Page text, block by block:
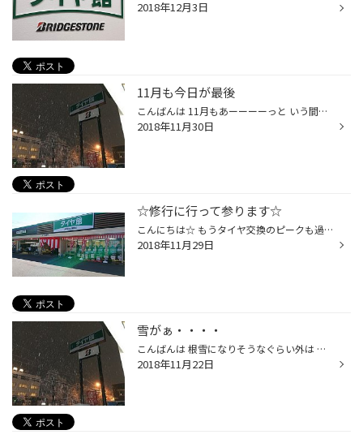
2018年12月3日
11月も今日が最後
こんばんは 11月もあーーーーっと いう間に終わってしまった・・ 今日は寒いと思ったら峠では 積雪されているし・・・・ お持ちのスタッドレスタイヤが ご使用できるかわからなければ 当店にご来店頂ければ無料で 点検いたします。 本日も天候の悪い中たくさんの ご来店有難うございます。 .
2018年11月30日
☆修行に行って参ります☆
こんにちは☆ もうタイヤ交換のピークも過ぎ、タイヤ館山鼻はゆったりな 時間が・・・過ぎております。 そろそろオイル交換したいなぁ・・・・・ 空気圧調整したいなぁ・・・・ そんなお客様！今はだいぶ空きもございますのでぜひいらしてくださいね！ お電話でご予約いただいた方が待ち時間が少なく...
2018年11月29日
雪がぁ・・・・
こんばんは 根雪になりそうなぐらい外は 雪がガンガン降っています。 これからお帰りの際は慎重に 運転してお帰り下さい。
2018年11月22日